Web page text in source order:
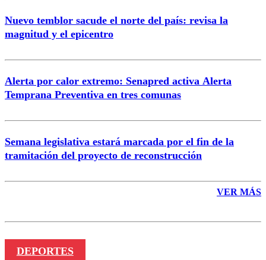
Nuevo temblor sacude el norte del país: revisa la
magnitud y el epicentro
Alerta por calor extremo: Senapred activa Alerta
Temprana Preventiva en tres comunas
Semana legislativa estará marcada por el fin de la
tramitación del proyecto de reconstrucción
VER MÁS
DEPORTES